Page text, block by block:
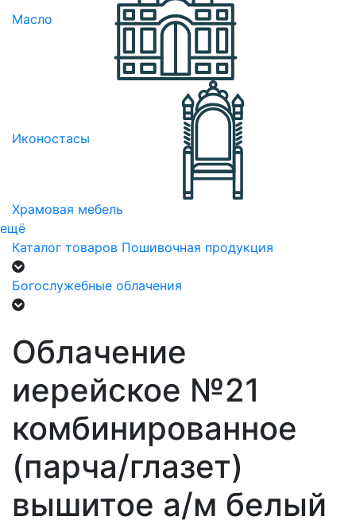
Масло
Иконостасы
Храмовая мебель
ещё
Каталог товаров Пошивочная продукция
Богослужебные облачения
Облачение
иерейское №21
комбинированное
(парча/глазет)
вышитое а/м белый